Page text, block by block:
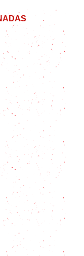
les
que se
se come con
a la
que quede
con salsa